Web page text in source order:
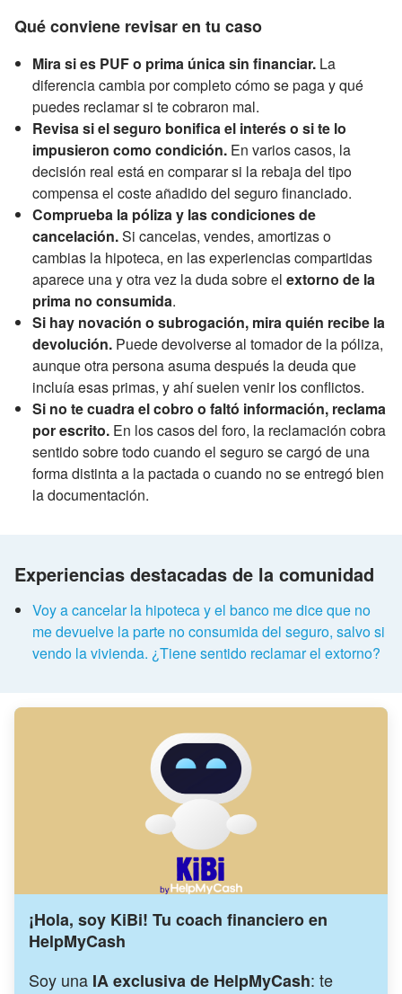
Qué conviene revisar en tu caso
Mira si es PUF o prima única sin financiar. La
diferencia cambia por completo cómo se paga y qué
puedes reclamar si te cobraron mal.
Revisa si el seguro bonifica el interés o si te lo
impusieron como condición. En varios casos, la
decisión real está en comparar si la rebaja del tipo
compensa el coste añadido del seguro financiado.
Comprueba la póliza y las condiciones de
cancelación.Si cancelas, vendes, amortizas o
cambias la hipoteca, en las experiencias compartidas
aparece una y otra vez la duda sobre el extorno de la
prima no consumida.
Si hay novación o subrogación, mira quién recibe la
devolución. Puede devolverse al tomador de la póliza,
aunque otra persona asuma después la deuda que
incluía esas primas, y ahí suelen venir los conflictos.
Si no te cuadra el cobro o faltó información, reclama
por escrito. En los casos del foro, la reclamación cobra
sentido sobre todo cuando el seguro se cargó de una
forma distinta a la pactada o cuando no se entregó bien
la documentación.
Experiencias destacadas de la comunidad
Voy a cancelar la hipoteca y el banco me dice que no
me devuelve la parte no consumida del seguro, salvo si
vendo la vivienda. ¿Tiene sentido reclamar el extorno?
¡Hola, soy KiBi! Tu coach financiero en
HelpMyCash
Soy una IA exclusiva de HelpMyCash: te